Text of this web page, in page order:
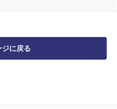
ジに戻る